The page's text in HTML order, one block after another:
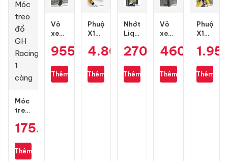
Móc
treo
GH
1
càng
175.000
Thêm
Vỏ
xe
GT601
110/70-
17
955.000₫
Thêm
Phuộc
X1R
Pro
dầu
cho
4.800.000 ₫
Thêm
Nhớt
Liqui
Motorbike
10W40
1L
270.000₫
Thêm
Vỏ
xe
80/90-
gai
kim
460.000₫
Thêm
Phuộc
X1R
bình
cho
Vario
Thêm